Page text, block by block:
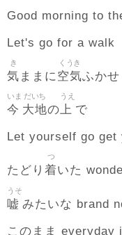
Good morning to
Let's go for a walk
気
き
ままに空気
くうき
ふかせ
今
いま
大地
だいち
の上
うえ
で
Let yourself go get
たどり 着
つ
いた
嘘
うそ
みたいな brand
このまま everyday